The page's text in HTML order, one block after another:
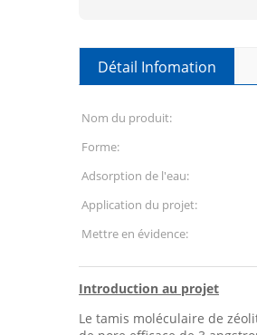
Détail Infomation
Nom du produit:
Forme:
Adsorption de l'eau:
Application du projet:
Mettre en évidence:
Introduction au projet
Le tamis moléculaire de